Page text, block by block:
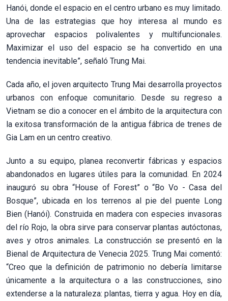
Hanói, donde el espacio en el centro urbano es muy limitado.
Una de las estrategias que hoy interesa al mundo es
aprovechar espacios polivalentes y multifuncionales.
Maximizar el uso del espacio se ha convertido en una
tendencia inevitable”, señaló Trung Mai.
Cada año, el joven arquitecto Trung Mai desarrolla proyectos
urbanos con enfoque comunitario. Desde su regreso a
Vietnam se dio a conocer en el ámbito de la arquitectura con
la exitosa transformación de la antigua fábrica de trenes de
Gia Lam en un centro creativo.
Junto a su equipo, planea reconvertir fábricas y espacios
abandonados en lugares útiles para la comunidad. En 2024
inauguró su obra “House of Forest” o “Bo Vo - Casa del
Bosque”, ubicada en los terrenos al pie del puente Long
Bien (Hanói). Construida en madera con especies invasoras
del río Rojo, la obra sirve para conservar plantas autóctonas,
aves y otros animales. La construcción se presentó en la
Bienal de Arquitectura de Venecia 2025. Trung Mai comentó:
“Creo que la definición de patrimonio no debería limitarse
únicamente a la arquitectura o a las construcciones, sino
extenderse a la naturaleza: plantas, tierra y agua. Hoy en día,